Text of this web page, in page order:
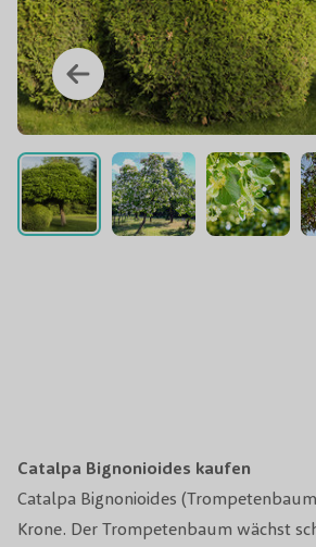
Catalpa Bignonioides kaufen
Catalpa Bignonioides
Krone. Der Trompetenbaum wächst